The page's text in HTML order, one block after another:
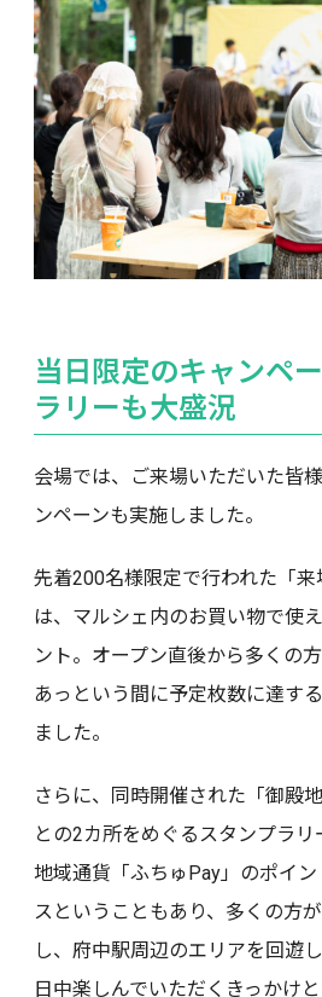
当日限定のキャンペ
ラリーも大盛況
会場では、ご来場いただいた皆
ンペーンも実施しました。
先着200名様限定で行われた「
は、マルシェ内のお買い物で使
ント。オープン直後から多くの
あっという間に予定枚数に達す
ました。
さらに、同時開催された「御殿
との2カ所をめぐるスタンプラ
地域通貨「ふちゅPay」のポイ
スということもあり、多くの方
し、府中駅周辺のエリアを回遊
日中楽しんでいただくきっかけと